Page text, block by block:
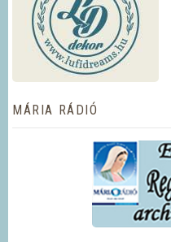
MÁRIA RÁDIÓ